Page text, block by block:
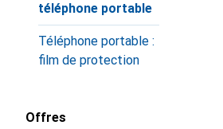
téléphone portable
Téléphone portable :
film de protection
Offres